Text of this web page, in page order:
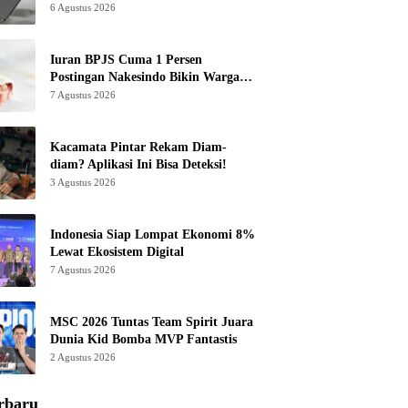
6 Agustus 2026
Iuran BPJS Cuma 1 Persen
Postingan Nakesindo Bikin Warganet
Murka
7 Agustus 2026
Kacamata Pintar Rekam Diam-
diam? Aplikasi Ini Bisa Deteksi!
3 Agustus 2026
Indonesia Siap Lompat Ekonomi 8%
Lewat Ekosistem Digital
7 Agustus 2026
MSC 2026 Tuntas Team Spirit Juara
Dunia Kid Bomba MVP Fantastis
2 Agustus 2026